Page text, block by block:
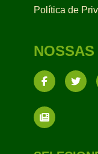
Política de
NOSSAS